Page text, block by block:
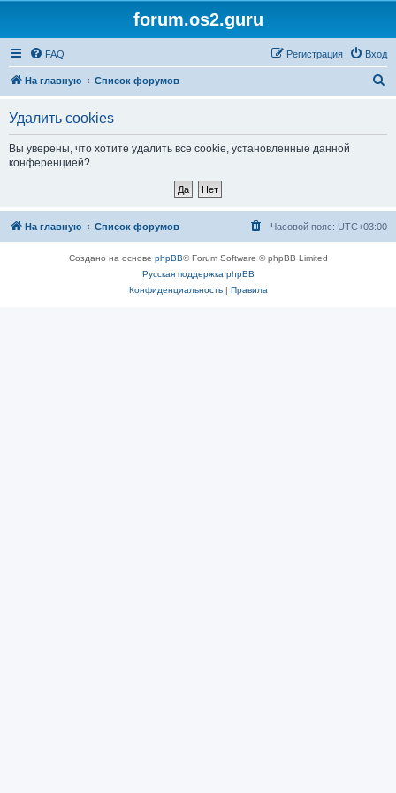
forum.os2.guru
FAQ Вход
Регистрация
На главную Список форумов
Удалить cookies
Вы уверены, что хотите удалить все cookie, установленные данной
конференцией?
На главную Список форумов Часовой пояс: UTC+03:00
Создано на основе phpBB® Forum Software © phpBB Limited
Русская поддержка phpBB
Конфиденциальность| Правила